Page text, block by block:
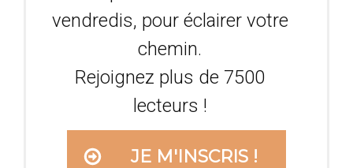
vendredis, pour éclairer votre
chemin.
Rejoignez plus de 7500
lecteurs !
JE M'INSCRIS !